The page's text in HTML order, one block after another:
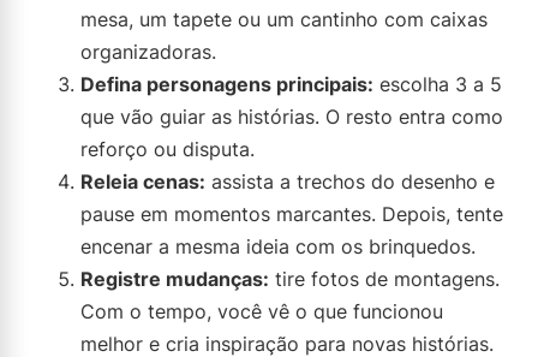
mesa, um tapete ou um cantinho com caixas
organizadoras.
Defina personagens principais: escolha 3 a 5
que vão guiar as histórias. O resto entra como
reforço ou disputa.
Releia cenas: assista a trechos do desenho e
pause em momentos marcantes. Depois, tente
encenar a mesma ideia com os brinquedos.
Registre mudanças: tire fotos de montagens.
Com o tempo, você vê o que funcionou
melhor e cria inspiração para novas histórias.